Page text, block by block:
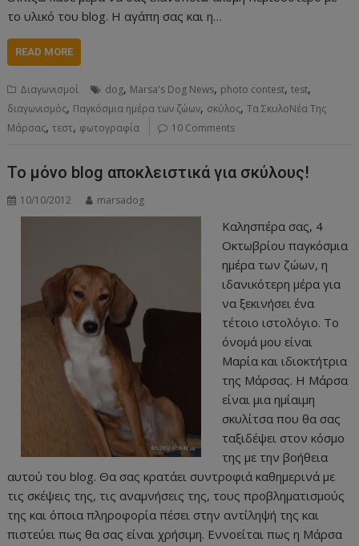
το υλικό του blog. Η αγάπη σας και η…
READ MORE
Διαγωνισμοί dog, Marsa's Dog News, photo contest,test,
διαγωνισμός, Παγκόσμια ημέρα των ζώων, σκύλος,Τα ΣκυλοΝέα Της
Μάρσας,τεστ, φωτογραφία 10 Comments
Το μόνο blog αποκλειστικά για σκύλους!
10/10/2012 marsadog
Καλησπέρα σας, 4
Οκτωβρίου παγκόσμια
ημέρα των ζώων, η
ιδανικότερη μέρα για
να ξεκινήσει ένα
τέτοιο ιστολόγιο. Το
όνομά μου είναι
Μαρία και ιδιοκτήτρια
της Μάρσας. Η Μάρσα
είναι μια ημίαιμη
σκυλίτσα που θα σας
ταξιδέψει στον κόσμο
της με την βοήθεια
αυτού του blog. Θα σας κρατάει συντροφιά καθημερινά με
τις σκέψεις της, τις αναμνήσεις της, τους προβληματισμούς
της και όποια πληροφορία πέσει στην αντίληψή της και
πιστεύει πως θα σας είναι χρήσιμη. Εννοείται πως η Μάρσα